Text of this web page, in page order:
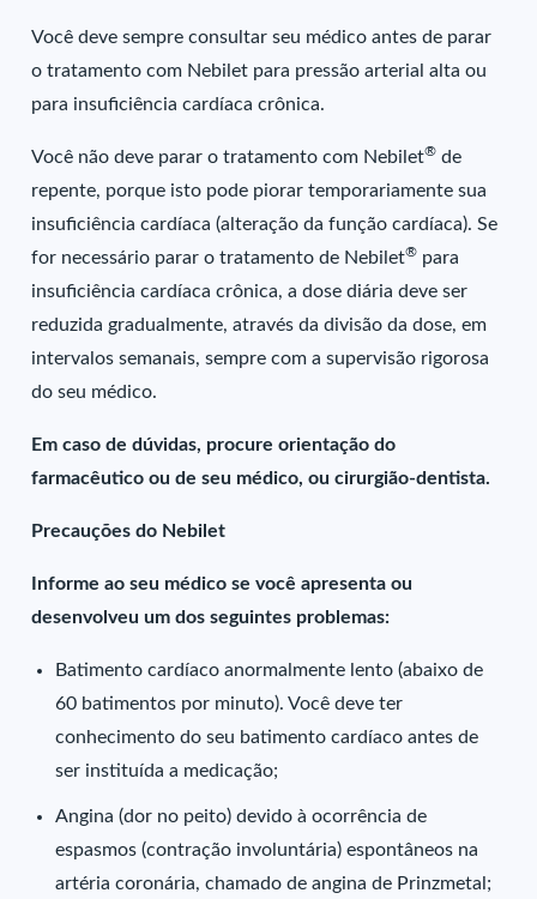
Você deve sempre consultar seu médico antes de parar
o tratamento com Nebilet para pressão arterial alta ou
para insuficiência cardíaca crônica.
Você não deve parar o tratamento com Nebilet® de
repente, porque isto pode piorar temporariamente sua
insuficiência cardíaca (alteração da função cardíaca). Se
for necessário parar o tratamento de Nebilet® para
insuficiência cardíaca crônica, a dose diária deve ser
reduzida gradualmente, através da divisão da dose, em
intervalos semanais, sempre com a supervisão rigorosa
do seu médico.
Em caso de dúvidas, procure orientação do
farmacêutico ou de seu médico, ou cirurgião-dentista.
Precauções do Nebilet
Informe ao seu médico se você apresenta ou
desenvolveu um dos seguintes problemas:
Batimento cardíaco anormalmente lento (abaixo de
60 batimentos por minuto). Você deve ter
conhecimento do seu batimento cardíaco antes de
ser instituída a medicação;
Angina (dor no peito) devido à ocorrência de
espasmos (contração involuntária) espontâneos na
artéria coronária, chamado de angina de Prinzmetal;